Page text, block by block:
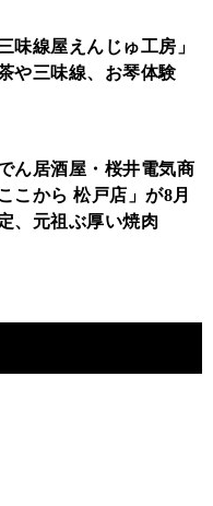
味線屋えんじゅ工房」
や三味線、お琴体験
ん居酒屋・桜井電気商
こから 松戸店」が8月
、元祖ぶ厚い焼肉